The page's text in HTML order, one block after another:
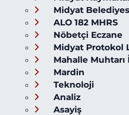
Midyat
ALO 182 MHRS
Nöbetçi Eczane
Midyat Protokol
Mahalle
Mardin
Teknoloji
Analiz
Asayiş